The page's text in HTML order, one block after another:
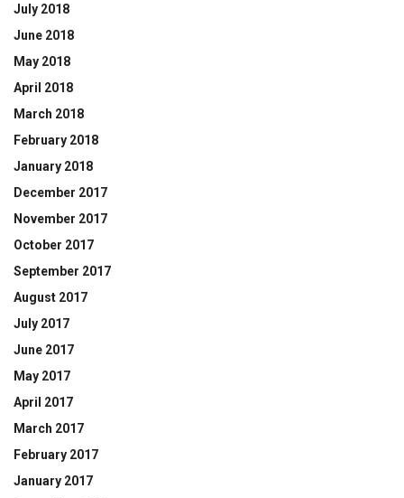
July 2018
June 2018
May 2018
April 2018
March 2018
February 2018
January 2018
December 2017
November 2017
October 2017
September 2017
August 2017
July 2017
June 2017
May 2017
April 2017
March 2017
February 2017
January 2017